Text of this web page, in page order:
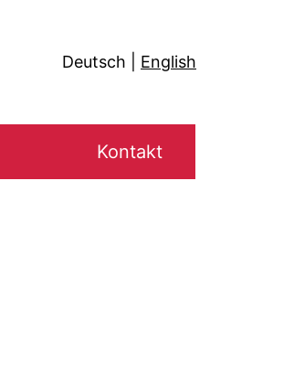
Deutsch English
Kontakt